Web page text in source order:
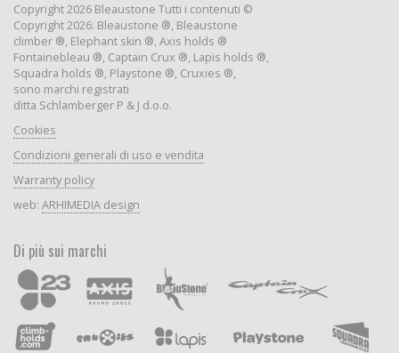
Copyright 2026 Bleaustone Tutti i contenuti ©
Copyright 2026: Bleaustone ®, Bleaustone
climber ®, Elephant skin ®, Axis holds ®
Fontainebleau ®, Captain Crux ®, Lapis holds ®,
Squadra holds ®, Playstone ®, Cruxies ®,
sono marchi registrati
ditta Schlamberger P & J d.o.o.
Cookies
Condizioni generali di uso e vendita
Warranty policy
web: ARHIMEDIA design
Di più sui marchi